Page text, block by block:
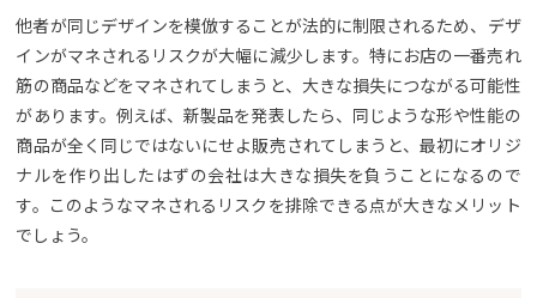
他者が同じデザインを模倣することが法的に制限されるため、デザ
インがマネされるリスクが大幅に減少します。特にお店の一番売れ
筋の商品などをマネされてしまうと、大きな損失につながる可能性
があります。例えば、新製品を発表したら、同じような形や性能の
商品が全く同じではないにせよ販売されてしまうと、最初にオリジ
ナルを作り出したはずの会社は大きな損失を負うことになるので
す。このようなマネされるリスクを排除できる点が大きなメリット
でしょう。